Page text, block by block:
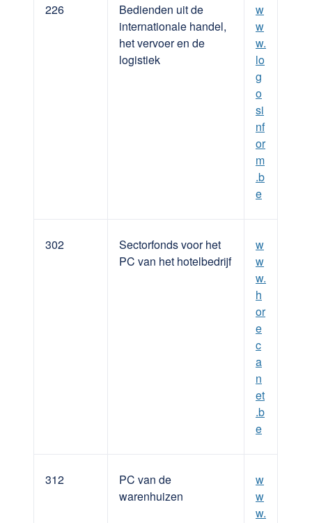
226
Bedienden uit de
internationale handel,
het vervoer en de
logistiek
w
w
w.
lo
g
o
si
nf
or
m
.b
e
302
Sectorfonds voor het
PC van het hotelbedrijf
w
w
w.
h
or
e
c
a
n
et
.b
e
312
PC van de
warenhuizen
w
w
w.